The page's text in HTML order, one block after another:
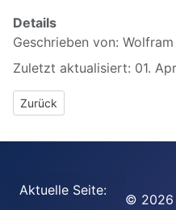
Details
Geschrieben von:
Zuletzt aktualisiert: 01.
Vorheriger Beitrag: 04
Zurück
Aktuelle Seite:
© 2026